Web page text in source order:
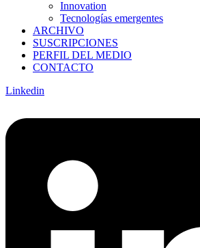
Innovation
Tecnologías emergentes
ARCHIVO
SUSCRIPCIONES
PERFIL DEL MEDIO
CONTACTO
Linkedin